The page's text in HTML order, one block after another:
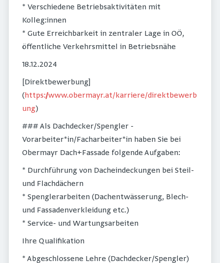
* Verschiedene Betriebsaktivitäten mit
Kolleg:innen
* Gute Erreichbarkeit in zentraler Lage in OÖ,
öffentliche Verkehrsmittel in Betriebsnähe
18.12.2024
[Direktbewerbung]
(https://www.obermayr.at/karriere/direktbewerb
ung)
### Als Dachdecker/Spengler -
Vorarbeiter*in/Facharbeiter*in haben Sie bei
Obermayr Dach+Fassade folgende Aufgaben:
* Durchführung von Dacheindeckungen bei Steil-
und Flachdächern
* Spenglerarbeiten (Dachentwässerung, Blech-
und Fassadenverkleidung etc.)
* Service- und Wartungsarbeiten
Ihre Qualifikation
* Abgeschlossene Lehre (Dachdecker/Spengler)